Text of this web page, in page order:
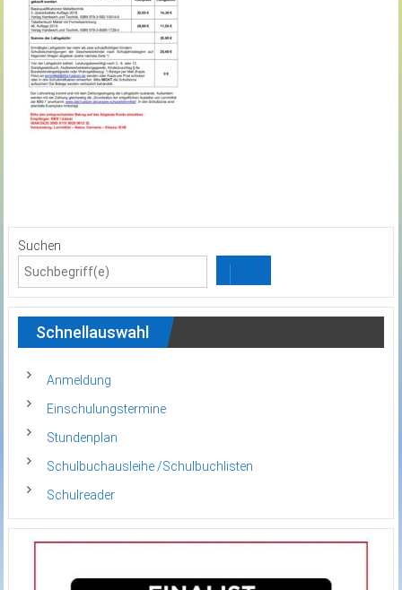
Suchen
Schnellauswahl
Anmeldung
Einschulungstermine
Stundenplan
Schulbuchausleihe /Schulbuchlisten
Schulreader